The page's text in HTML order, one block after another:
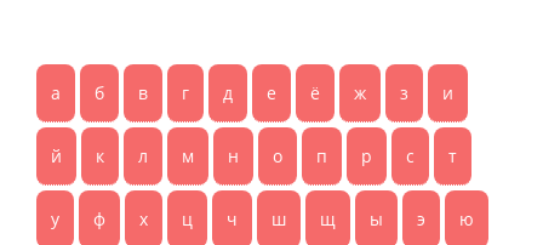
а б в г д е ё ж з и
й к л м н о п р с т
у ф х ц ч ш щ ы э ю